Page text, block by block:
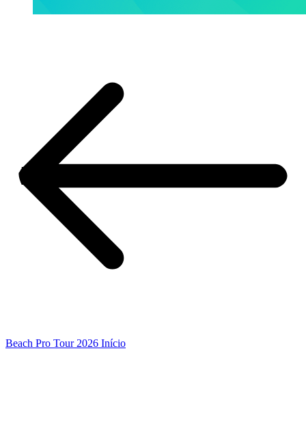
Beach Pro Tour 2026 Início